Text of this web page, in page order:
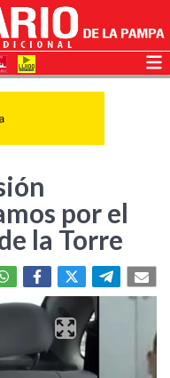
por el
la Torre